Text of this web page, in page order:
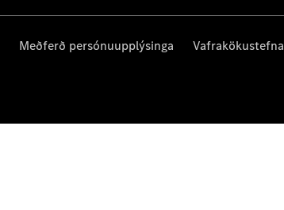
Meðferð persónuupplýsinga Vafrakökustefna